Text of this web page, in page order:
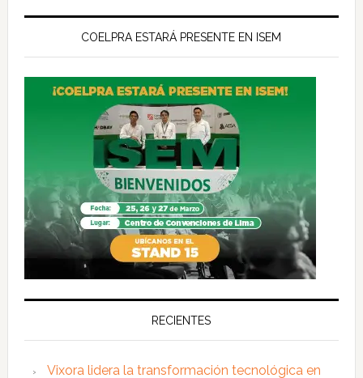
COELPRA ESTARÁ PRESENTE EN ISEM
RECIENTES
Vixora lidera la transformación tecnológica en